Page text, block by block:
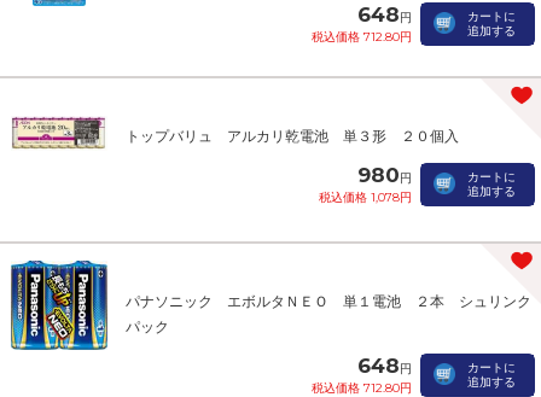
648円
税込価格 712.80円
カートに
追加する
トップバリュ アルカリ乾電池 単３形 ２０個入
980円
税込価格 1,078円
カートに
追加する
パナソニック エボルタＮＥＯ 単１電池 ２本 シュリンク
パック
648円
税込価格 712.80円
カートに
追加する